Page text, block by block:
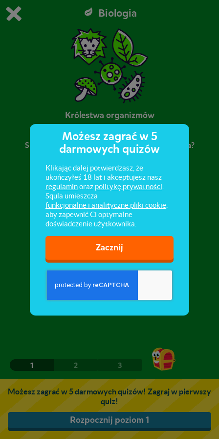
Grasz w wersję demonstracyjną Squli
Kup teraz!
0 1
Biologia
Królestwa organizmów
Skąd się wziął podział organizmów na królestwa?
Jak rozpoznawać gatunki? Sprawdż!
1 2 3
Możesz zagrać w 5 darmowych quizów! Zagraj w pierwszy
quiz!
Rozpocznij poziom 1
Możesz zagrać w 5
darmowych quizów
Klikając dalej potwierdzasz, że
ukończyłeś 18 lat i akceptujesz nasz
regulaminoraz politykę prywatności
Squla umieszcza
funkcjonalne i analityczne pliki cookie
aby zapewnić Ci optymalne
doświadczenie użytkownika.
Zacznij